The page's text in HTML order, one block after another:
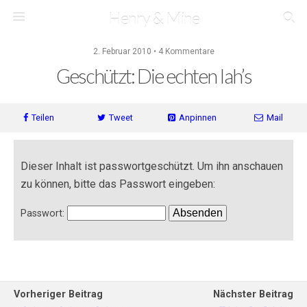
Henry & Mine
2. Februar 2010 • 4 Kommentare
Geschützt: Die echten Iah’s
Teilen Tweet Anpinnen Mail
Dieser Inhalt ist passwortgeschützt. Um ihn anschauen
zu können, bitte das Passwort eingeben:
Passwort:
Vorheriger Beitrag
Nächster Beitrag